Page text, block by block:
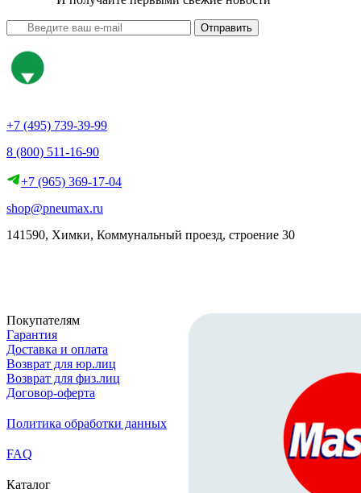
Отправить
+7 (495) 739-39-99
8 (800) 511-16-90
+7 (965) 369-17-04
shop@pneumax.ru
141590, Химки, Коммунальный проезд, строение 30
Покупателям
Гарантия
Доставка и оплата
Возврат для юр.лиц
Возврат для физ.лиц
Договор-оферта
Политика обработки данных
FAQ
Каталог